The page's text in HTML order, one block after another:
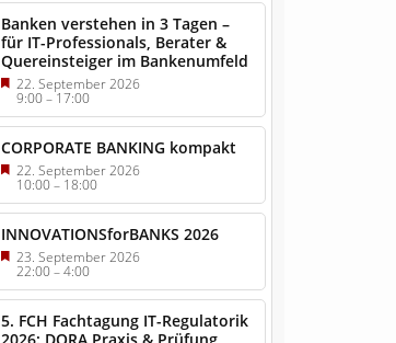
Banken verstehen in 3 Tagen –
für IT-Professionals, Berater &
Quereinsteiger im Bankenumfeld
22. September 2026
9:00–17:00
CORPORATE BANKING kompakt
22. September 2026
10:00– 18:00
INNOVATIONSforBANKS 2026
23. September 2026
22:00–4:00
5. FCH Fachtagung IT-Regulatorik